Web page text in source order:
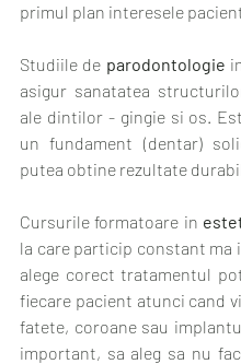
primul plan interesele
Studiile de parodontologie
asigur sanatatea
ale dintilor - gingie si os.
un fundament (dentar)
putea obtine rezultate
Cursurile formatoare in
la care particip constant ma
alege corect tratamentul
fiecare pacient atunci cand
fatete, coroane sau
important, sa aleg sa nu